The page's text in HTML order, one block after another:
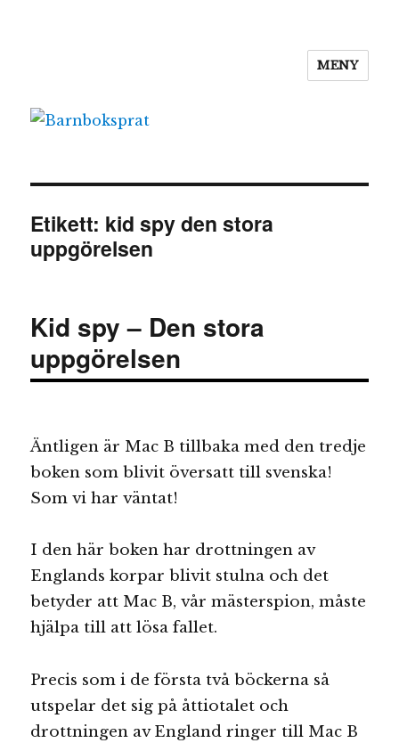
MENY
Etikett: kid spy den stora
uppgörelsen
Kid spy – Den stora
uppgörelsen
Äntligen är Mac B tillbaka med den tredje
boken som blivit översatt till svenska!
Som vi har väntat!
I den här boken har drottningen av
Englands korpar blivit stulna och det
betyder att Mac B, vår mästerspion, måste
hjälpa till att lösa fallet.
Precis som i de första två böckerna så
utspelar det sig på åttiotalet och
drottningen av England ringer till Mac B